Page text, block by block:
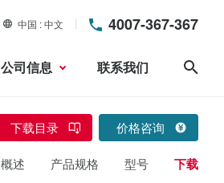
中国 中文 4007-367-367
公司信息 联系我们
下载目录 价格咨询
概述 产品规格 型号 下载